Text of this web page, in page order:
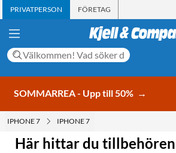
PRIVATPERSON FÖRETAG
SOMMARREA - Upp till 50% →
IPHONE 7 IPHONE 7
Här hittar du tillbehören